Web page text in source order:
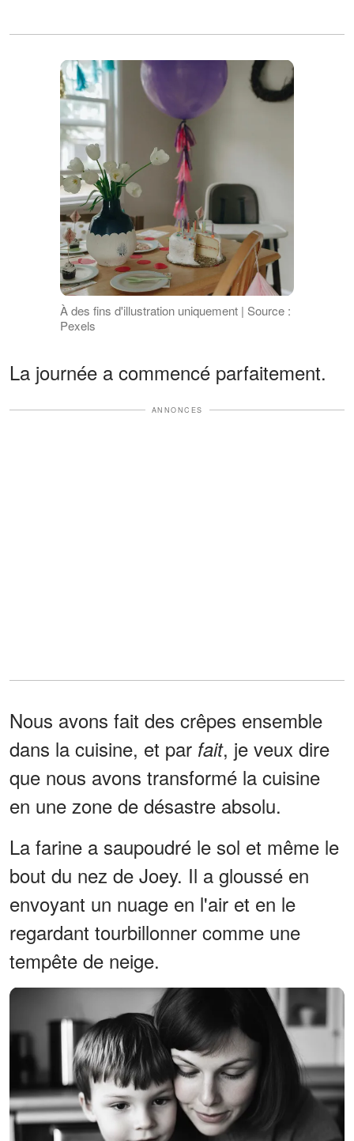
À des fins d'illustration uniquement | Source :
Pexels
La journée a commencé parfaitement.
ANNONCES
Nous avons fait des crêpes ensemble
dans la cuisine, et par fait, je veux dire
que nous avons transformé la cuisine
en une zone de désastre absolu.
La farine a saupoudré le sol et même le
bout du nez de Joey. Il a gloussé en
envoyant un nuage en l'air et en le
regardant tourbillonner comme une
tempête de neige.